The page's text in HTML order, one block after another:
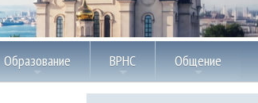
Образование ВРНС Общение